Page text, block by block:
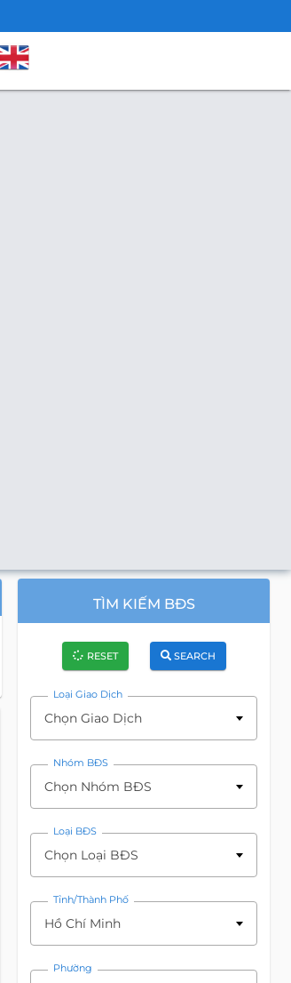
TÌM KIẾM BĐS
RESET SEARCH
Loại Giao Dịch
Chọn Giao Dịch
Nhóm BĐS
Chọn Nhóm BĐS
Loại BĐS
Chọn Loại BĐS
Tỉnh/Thành Phố
Hồ Chí Minh
Phường